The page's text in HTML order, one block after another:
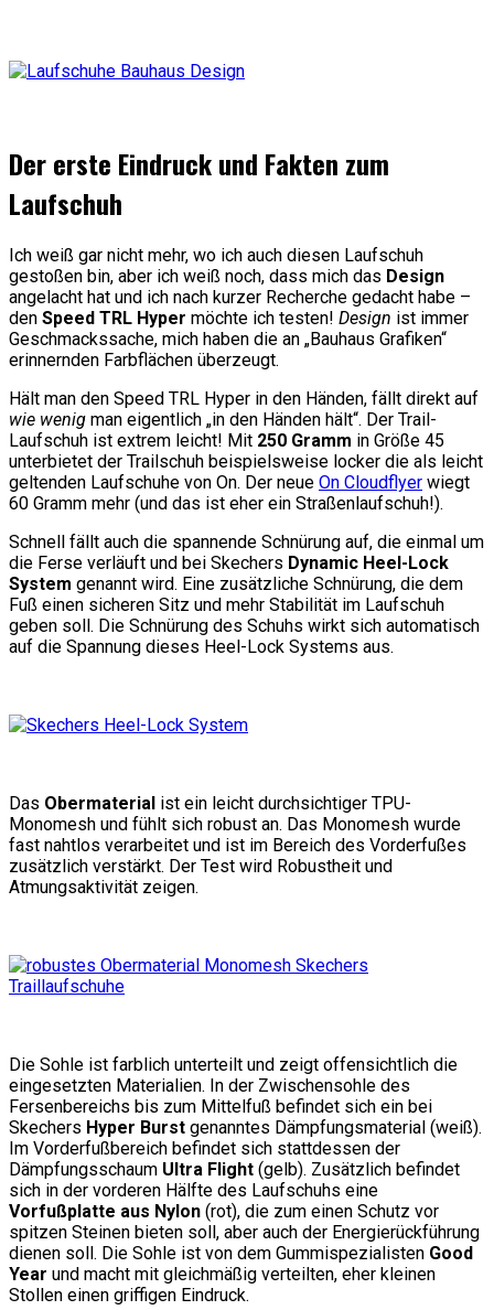
Der erste Eindruck und Fakten zum
Laufschuh
Ich weiß gar nicht mehr, wo ich auch diesen Laufschuh
gestoßen bin, aber ich weiß noch, dass mich das Design
angelacht hat und ich nach kurzer Recherche gedacht habe –
den Speed TRL Hyper möchte ich testen! Design ist immer
Geschmackssache, mich haben die an „Bauhaus Grafiken“
erinnernden Farbflächen überzeugt.
Hält man den Speed TRL Hyper in den Händen, fällt direkt auf
wie wenig man eigentlich „in den Händen hält“. Der Trail-
Laufschuh ist extrem leicht! Mit 250 Gramm in Größe 45
unterbietet der Trailschuh beispielsweise locker die als leicht
geltenden Laufschuhe von On. Der neue On Cloudflyer wiegt
60 Gramm mehr (und das ist eher ein Straßenlaufschuh!).
Schnell fällt auch die spannende Schnürung auf, die einmal um
die Ferse verläuft und bei Skechers Dynamic Heel-Lock
System genannt wird. Eine zusätzliche Schnürung, die dem
Fuß einen sicheren Sitz und mehr Stabilität im Laufschuh
geben soll. Die Schnürung des Schuhs wirkt sich automatisch
auf die Spannung dieses Heel-Lock Systems aus.
Das Obermaterial ist ein leicht durchsichtiger TPU-
Monomesh und fühlt sich robust an. Das Monomesh wurde
fast nahtlos verarbeitet und ist im Bereich des Vorderfußes
zusätzlich verstärkt. Der Test wird Robustheit und
Atmungsaktivität zeigen.
Die Sohle ist farblich unterteilt und zeigt offensichtlich die
eingesetzten Materialien. In der Zwischensohle des
Fersenbereichs bis zum Mittelfuß befindet sich ein bei
Skechers Hyper Burst genanntes Dämpfungsmaterial (weiß).
Im Vorderfußbereich befindet sich stattdessen der
Dämpfungsschaum Ultra Flight (gelb). Zusätzlich befindet
sich in der vorderen Hälfte des Laufschuhs eine
Vorfußplatte aus Nylon (rot), die zum einen Schutz vor
spitzen Steinen bieten soll, aber auch der Energierückführung
dienen soll. Die Sohle ist von dem Gummispezialisten Good
Year und macht mit gleichmäßig verteilten, eher kleinen
Stollen einen griffigen Eindruck.